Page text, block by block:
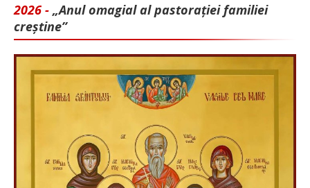
2026 - „Anul omagial al pastorației familiei
creștine”